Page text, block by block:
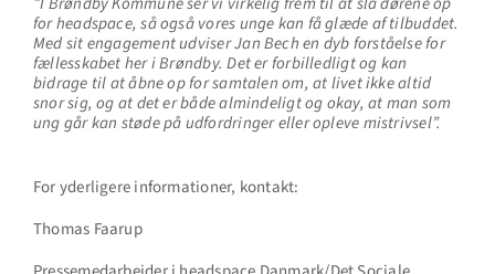
for headspace, så også vores unge kan få glæde af tilbuddet.
Med sit engagement udviser Jan Bech en dyb forståelse for
fællesskabet her i Brøndby. Det er forbilledligt og kan
bidrage til at åbne op for samtalen om, at livet ikke altid
snor sig, og at det er både almindeligt og okay, at man som
ung går kan støde på udfordringer eller opleve mistrivsel”.
For yderligere informationer, kontakt:
Thomas Faarup